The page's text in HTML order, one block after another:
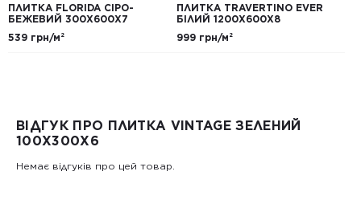
ПЛИТКА FLORIDA СІРО-
БЕЖЕВИЙ 300Х600Х7
539 грн/м²
ПЛИТКА TRAVERTINO EVER
БІЛИЙ 1200Х600Х8
999 грн/м²
ВІДГУК ПРО ПЛИТКА VINTAGE ЗЕЛЕНИЙ
100Х300X6
Немає відгуків про цей товар.